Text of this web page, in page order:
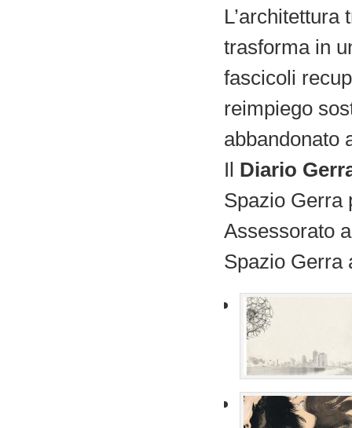
L’architettura
trasforma in
fascicoli
reimpiego
abbandonato
Il Diario
Spazio Gerra
Assessorato
Spazio Gerra